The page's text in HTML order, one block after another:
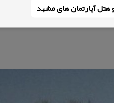
آپارتمان های مشهد